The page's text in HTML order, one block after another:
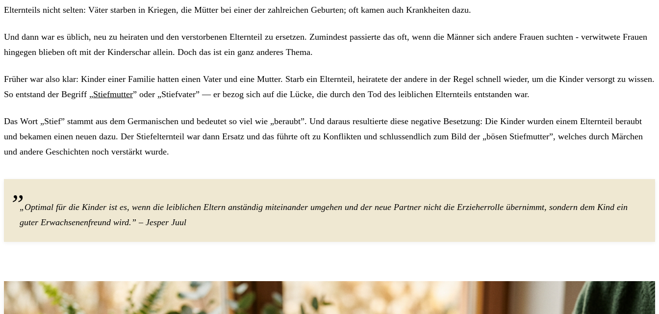
Elternteils nicht selten: Väter starben in Kriegen, die Mütter bei einer der zahlreichen Geburten; oft kamen auch Krankheiten dazu.
Und dann war es üblich, neu zu heiraten und den verstorbenen Elternteil zu ersetzen. Zumindest passierte das oft, wenn die Männer sich andere Frauen suchten - verwitwete Frauen
hingegen blieben oft mit der Kinderschar allein. Doch das ist ein ganz anderes Thema.
Früher war also klar: Kinder einer Familie hatten einen Vater und eine Mutter. Starb ein Elternteil, heiratete der andere in der Regel schnell wieder, um die Kinder versorgt zu wissen.
So entstand der Begriff „Stiefmutter” oder „Stiefvater” — er bezog sich auf die Lücke, die durch den Tod des leiblichen Elternteils entstanden war.
Das Wort „Stief” stammt aus dem Germanischen und bedeutet so viel wie „beraubt”. Und daraus resultierte diese negative Besetzung: Die Kinder wurden einem Elternteil beraubt
und bekamen einen neuen dazu. Der Stiefelternteil war dann Ersatz und das führte oft zu Konflikten und schlussendlich zum Bild der „bösen Stiefmutter”, welches durch Märchen
und andere Geschichten noch verstärkt wurde.
„Optimal für die Kinder ist es, wenn die leiblichen Eltern anständig miteinander umgehen und der neue Partner nicht die Erzieherrolle übernimmt, sondern dem Kind ein
guter Erwachsenenfreund wird.” – Jesper Juul